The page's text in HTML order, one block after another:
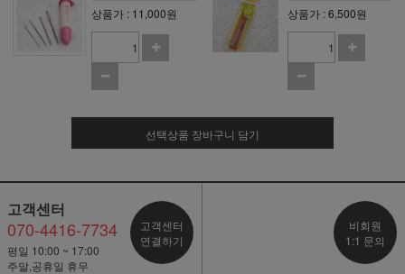
상품가 : 11,000원 상품가 : 6,500원
선택상품 장바구니 담기
고객센터
070-4416-7734
평일 10:00 ~ 17:00
주말,공휴일 휴무
고객센터
연결하기
비회원
1:1 문의